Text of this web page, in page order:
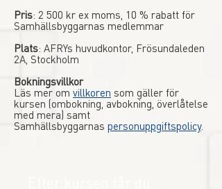
Pris: 2 500 kr ex moms, 10 % rabatt för
Samhällsbyggarnas medlemmar
Plats: AFRYs huvudkontor, Frösundaleden
2A, Stockholm
Bokningsvillkor
Läs mer om villkoren som gäller för
kursen (ombokning, avbokning, överlåtelse
med mera) samt
Samhällsbyggarnas personuppgiftspolicy.